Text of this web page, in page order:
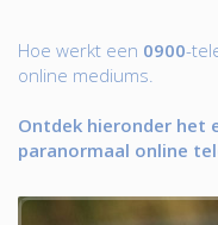
Hoe werkt een 0900-
online mediums.
Ontdek hieronder het
paranormaal online